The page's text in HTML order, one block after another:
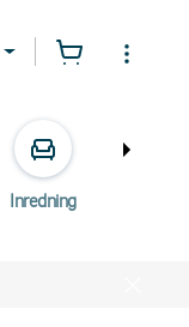
Inredning